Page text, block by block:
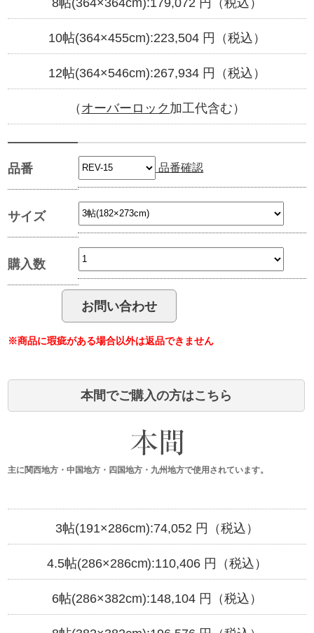
10帖(364×455cm):223,504円（税込）
12帖(364×546cm):267,934円（税込）
（ オーバーロック 加工代含む）
品番 品番確認
サイズ
購入数
※商品に瑕疵がある場合以外は返品できません
本間でご購入の方はこちら
主に関西地方・中国地方・四国地方・九州地方で使用されています。
3帖(191×286cm):74,052 円（税込）
4.5帖(286×286cm):110,406 円（税込）
6帖(286×382cm):148,104円（税込）